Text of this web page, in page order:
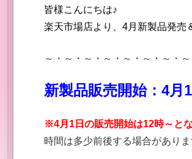
皆様こんにちは♪
楽天市場店より、4月新製品発売
～・～・～・～・～・～・～・
新製品販売開始：4月1
※4月1日の販売開始は12時～と
時間は多少前後する場合があり